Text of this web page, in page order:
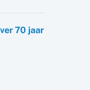
70 jaar